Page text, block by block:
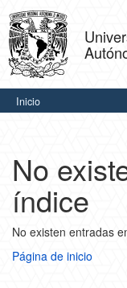
navigation
Inicio
No
índice
No existen entradas
Página de inicio